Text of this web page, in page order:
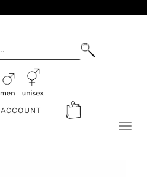
ACCOUNT